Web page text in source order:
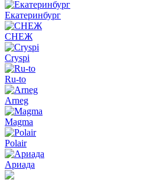
Екатеринбург
СНЕЖ
Cryspi
Ru-to
Arneg
Magma
Polair
Ариада